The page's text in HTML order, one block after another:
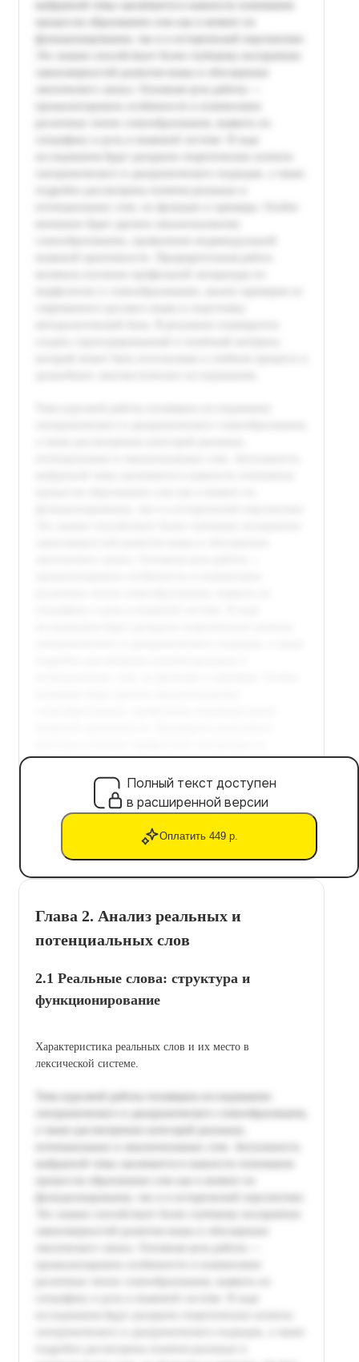
Полный текст доступен
в расширенной версии
Оплатить 449 р.
Глава 2. Анализ реальных и
потенциальных слов
2.1 Реальные слова: структура и
функционирование
Характеристика реальных слов и их место в
лексической системе.